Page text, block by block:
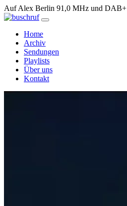
Auf Alex Berlin 91,0 MHz und DAB+
Home
Archiv
Sendungen
Playlists
Über uns
Kontakt